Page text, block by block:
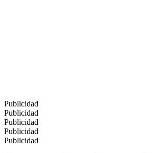
Publicidad
Publicidad
Publicidad
Publicidad
Publicidad